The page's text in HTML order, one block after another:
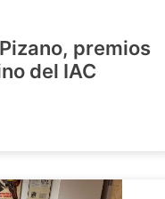
premios
del IAC